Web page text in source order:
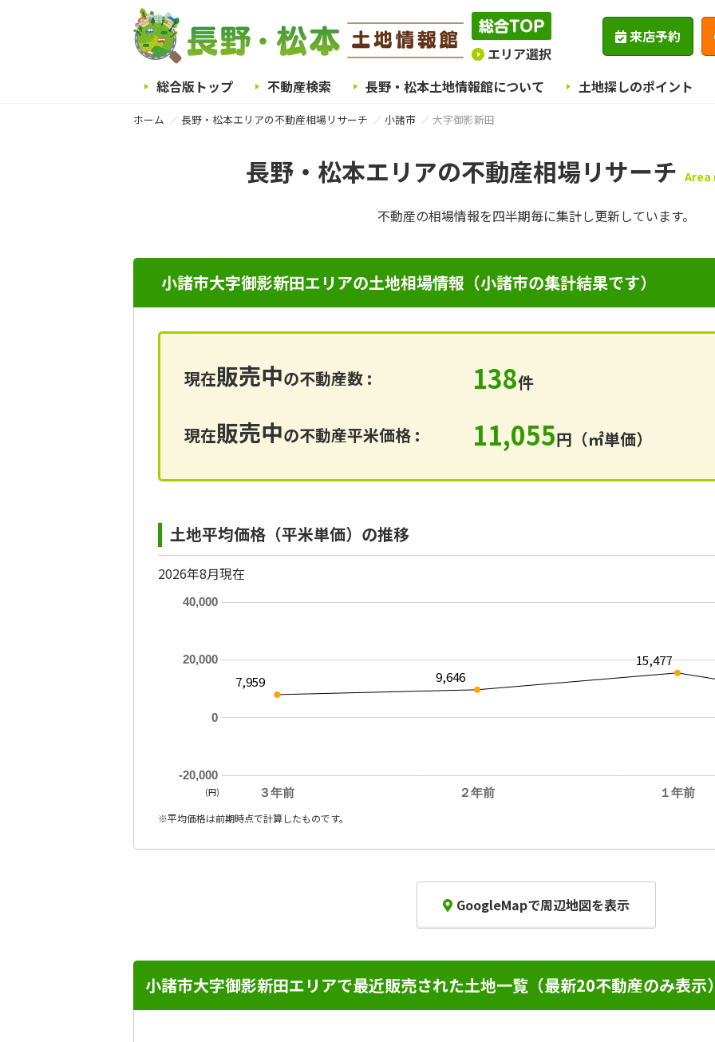
来店予約
総合版トップ 不動産検索 長野・松本土地情報館について 土地探しのポイント
ホーム 長野・松本エリアの不動産相場リサーチ 小諸市 大字御影新田
長野・松本エリアの不動産相場リサーチ
不動産の相場情報を四半期毎に集計し更新しています。
小諸市大字御影新田エリアの土地相場情報（小諸市の集計結果です）
現在販売中の不動産数 : 138件
現在販売中の不動産平米価格 : 11,055円（㎡単価）
土地平均価格（平米単価）の推移
2026年8月現在
３年前 ２年前 １年前
-20,000
0
20,000
40,000
7,959 9,646
15,477
(円)
※平均価格は前期時点で計算したものです。
GoogleMapで周辺地図を表示
小諸市大字御影新田エリアで最近販売された土地一覧（最新20不動産のみ表示）